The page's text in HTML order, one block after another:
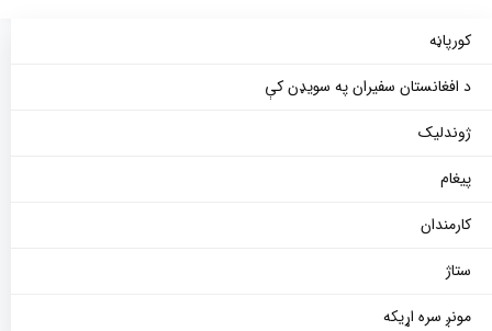
کورپاڼه
د افغانستان سفيران په سویډن کې
ژوندلیک
پیغام
کارمندان
ستاژ
مونږ سره اړیکه